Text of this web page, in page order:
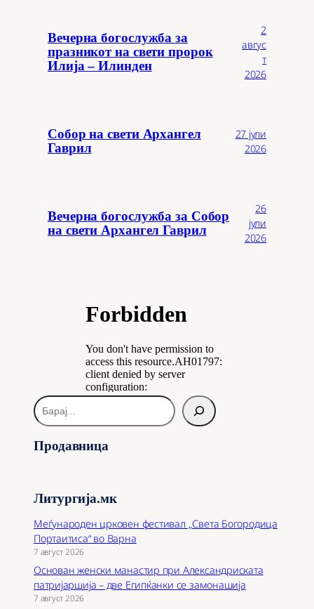
Вечерна богослужба за
празникот на свети пророк
Илија – Илинден
2
авгус
т
2026
Собор на свети Архангел
Гаврил
27 јули
2026
Вечерна богослужба за Собор
на свети Архангел Гаврил
26
јули
2026
Б
а
а
Продавница
Литургија.мк
Меѓународен црковен фестивал „Света Богородица
Портаитиса“ во Варна
7 август 2026
Основан женски манастир при Александриската
патријаршија – две Египќанки се замонашија
7 август 2026